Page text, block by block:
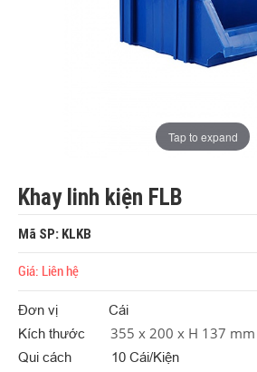
Tap to expand
Khay linh kiện FLB
Mã SP: KLKB
Giá: Liên hệ
Đơn vị Cái
Kích thước 355 x 200 x H 137 mm
Qui cách 10 Cái/Kiện